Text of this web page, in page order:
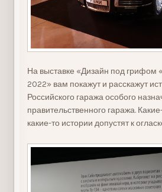
На выставке «Дизайн под грифом
2022» вам покажут и расскажут
Российского гаража особого
правительственного гаража.
какие-то истории допустят к